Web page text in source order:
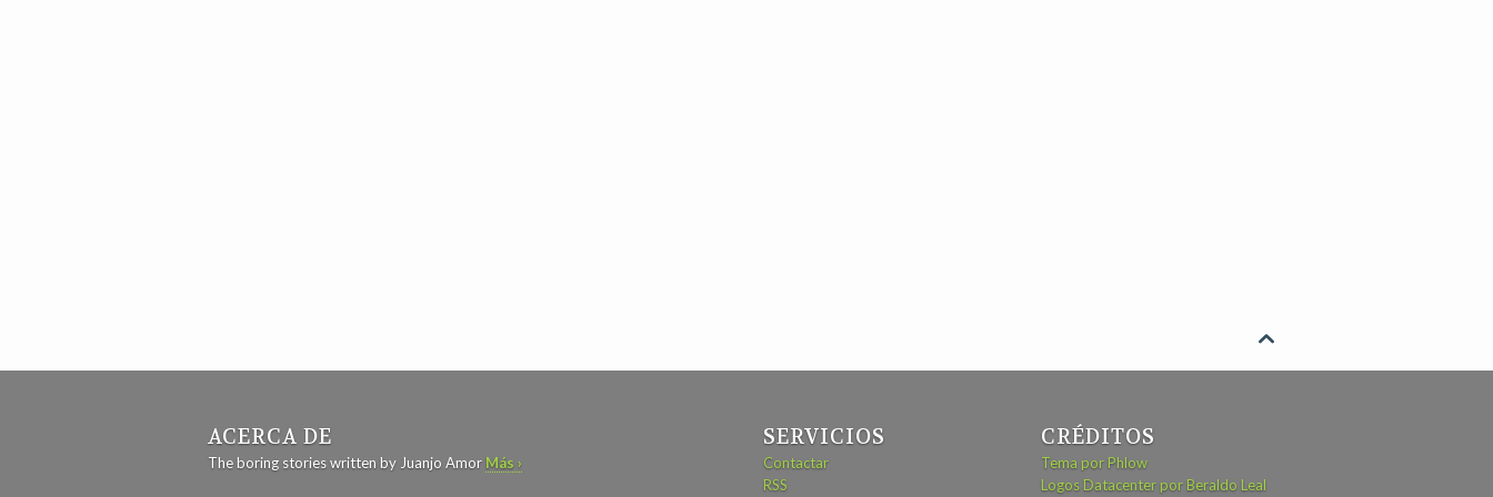

ACERCA DE
The boring stories written by Juanjo Amor Más ›
SERVICIOS
Contactar
RSS
CRÉDITOS
Tema por Phlow
Logos Datacenter por Beraldo Leal